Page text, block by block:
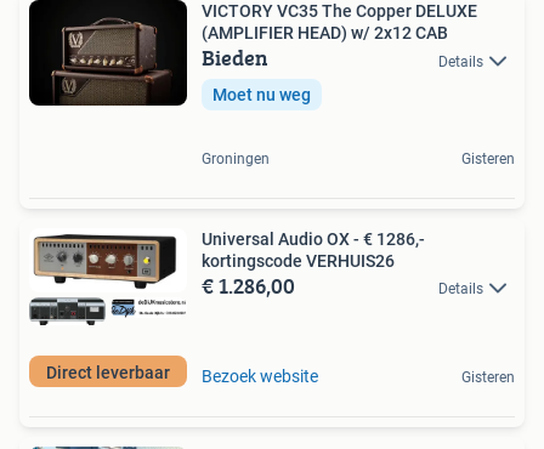
VICTORY VC35 The Copper DELUXE
(AMPLIFIER HEAD) w/ 2x12 CAB
Bieden Details
Moet nu weg
Groningen Gisteren
Direct leverbaar
Universal Audio OX - € 1286,-
kortingscode VERHUIS26
€ 1.286,00 Details
Bezoek website Gisteren